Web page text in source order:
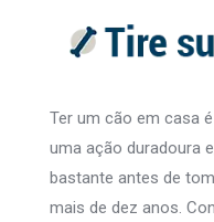
Ter um cão em casa
uma ação duradoura
bastante antes de
mais de dez anos.